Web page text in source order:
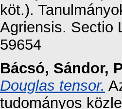
köt.).
Agriensis. Sectio
59654
Bácsó, Sándor,
Douglas tensor.
tudományos